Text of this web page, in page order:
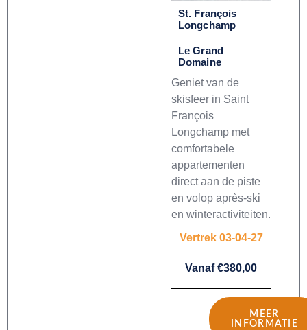
St. François
Longchamp
Le Grand
Domaine
Geniet van de
skisfeer in Saint
François
Longchamp met
comfortabele
appartementen
direct aan de piste
en volop après-ski
en winteractiviteiten.
Vertrek 03-04-27
Vanaf €380,00
MEER
INFORMATIE